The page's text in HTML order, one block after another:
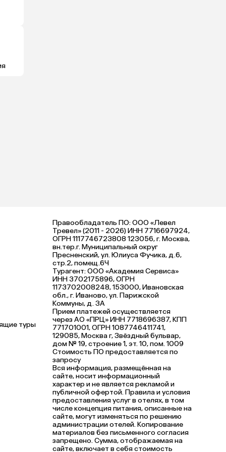
туры
Правообладатель ПО: ООО «Левел
Тревел» (2011 - 2026) ИНН 7716697924,
ОГРН 1117746723808 123056, г. Москва,
вн.тер.г. Муниципальный округ
Пресненский, ул. Юлиуса Фучика, д.6,
стр.2, помещ.6Ч
Турагент: ООО «Академия Сервиса»
ИНН 3702175896, ОГРН
1173702008248, 153000, Ивановская
обл., г. Иваново, ул. Парижской
Коммуны, д. ЗА
Прием платежей осуществляется
через АО «ПРЦ» ИНН 7718696387, КПП
771701001, ОГРН 1087746411741,
129085, Москва г, Звёздный бульвар,
дом № 19, строение 1, эт. 10, пом. 1009
Стоимость ПО предоставляется по
запросу
Вся информация, размещённая на
сайте, носит информационный
характер и не является рекламой и
публичной офертой. Правила и условия
предоставления услуг в отелях, в том
числе концепция питания, описанные на
сайте, могут изменяться по решению
администрации отелей. Копирование
материалов без письменного согласия
запрещено. Сумма, отображаемая на
сайте, включает в себя стоимость